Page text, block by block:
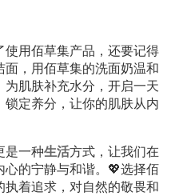
用佰草集产品，还要记得
，用佰草集的洗面奶温和
肌肤补充水分，开启一天
定养分，让你的肌肤从内
是一种生活方式，让我们在
的宁静与和谐。💖选择佰
着追求，对自然的敬畏和